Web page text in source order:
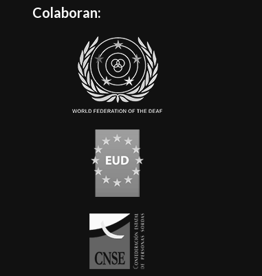
Colaboran: